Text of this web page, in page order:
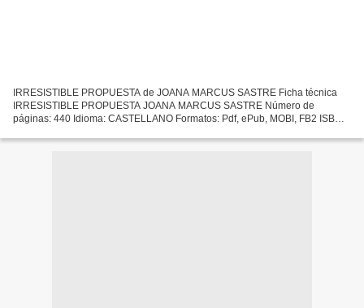
IRRESISTIBLE PROPUESTA de JOANA MARCUS SASTRE Ficha técnica
IRRESISTIBLE PROPUESTA JOANA MARCUS SASTRE Número de
páginas: 440 Idioma: CASTELLANO Formatos: Pdf, ePub, MOBI, FB2 ISBN:
Descargar...